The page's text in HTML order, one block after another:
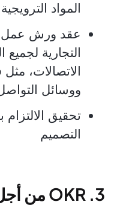
المواد الترويجية
عقد ورش عمل
التجارية
الاتصالات،
ووسائل
التصميم
3. OKR من أجل إمكانية الوصول